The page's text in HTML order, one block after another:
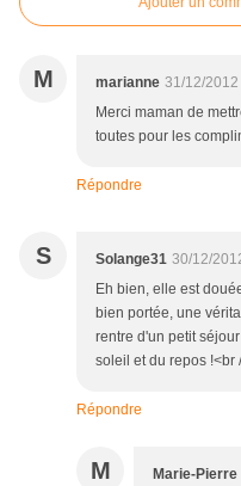
M marianne 31/12/2012
Merci maman de
toutes pour les
Répondre
S Solange31 30/12/
Eh bien, elle est
bien portée, une
rentre d'un petit
soleil et du repos !<br
Répondre
M Marie-Pierre